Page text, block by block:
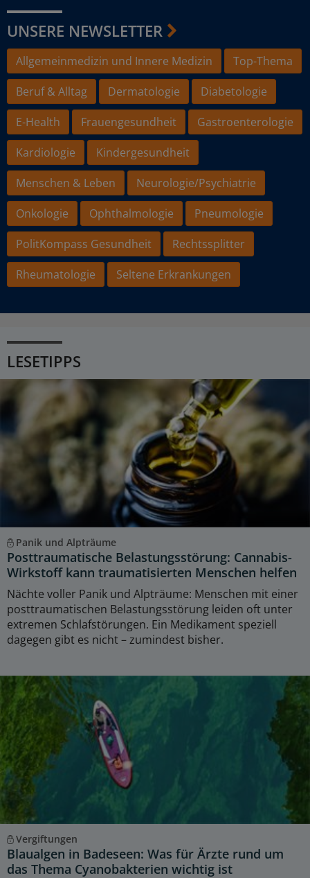
UNSERE NEWSLETTER
Allgemeinmedizin und Innere Medizin
Top-Thema
Beruf & Alltag
Dermatologie
Diabetologie
E-Health
Frauengesundheit
Gastroenterologie
Kardiologie
Kindergesundheit
Menschen & Leben
Neurologie/Psychiatrie
Onkologie
Ophthalmologie
Pneumologie
PolitKompass Gesundheit
Rechtssplitter
Rheumatologie
Seltene Erkrankungen
LESETIPPS
Panik und Alpträume
Posttraumatische Belastungsstörung: Cannabis-
Wirkstoff kann traumatisierten Menschen helfen
Nächte voller Panik und Alpträume: Menschen mit einer
posttraumatischen Belastungsstörung leiden oft unter
extremen Schlafstörungen. Ein Medikament speziell
dagegen gibt es nicht – zumindest bisher.
Vergiftungen
Blaualgen in Badeseen: Was für Ärzte rund um
das Thema Cyanobakterien wichtig ist